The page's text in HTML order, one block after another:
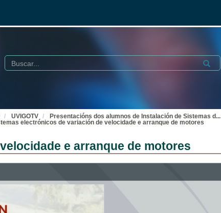
Buscar Submit
UVIGOTV Presentacións dos alumnos de Instalación de Sistemas d...
electrónicos de variación de velocidade e arranque de motores
e arranque de motores